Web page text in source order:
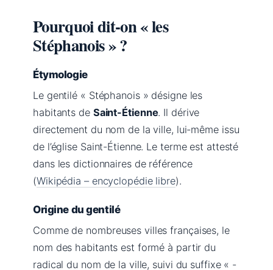
Pourquoi dit-on « les
Stéphanois » ?
Étymologie
Le gentilé « Stéphanois » désigne les
habitants de Saint-Étienne. Il dérive
directement du nom de la ville, lui-même issu
de l’église Saint-Étienne. Le terme est attesté
dans les dictionnaires de référence
(Wikipédia – encyclopédie libre).
Origine du gentilé
Comme de nombreuses villes françaises, le
nom des habitants est formé à partir du
radical du nom de la ville, suivi du suffixe « -